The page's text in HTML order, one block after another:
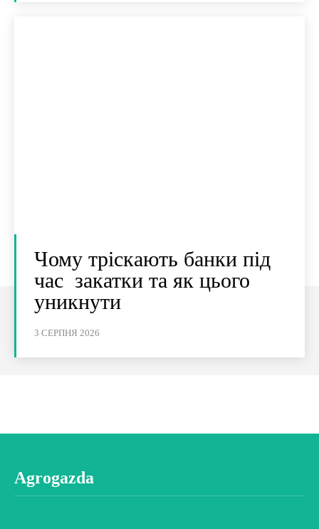
Чому тріскають банки під
час закатки та як цього
уникнути
3 СЕРПНЯ 2026
Agrogazda